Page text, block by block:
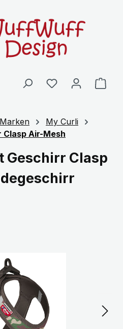
My Curli
Clasp Air-Mesh
Geschirr Clasp